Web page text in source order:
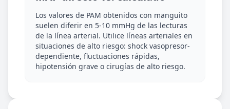
Los valores de PAM obtenidos con manguito
suelen diferir en 5-10 mmHg de las lecturas
de la línea arterial. Utilice líneas arteriales en
situaciones de alto riesgo: shock vasopresor-
dependiente, fluctuaciones rápidas,
hipotensión grave o cirugías de alto riesgo.